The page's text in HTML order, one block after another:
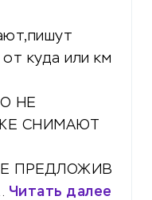
куда или км
НЕ
СНИМАЮТ
ПРЕДЛОЖИВ
Читать далее